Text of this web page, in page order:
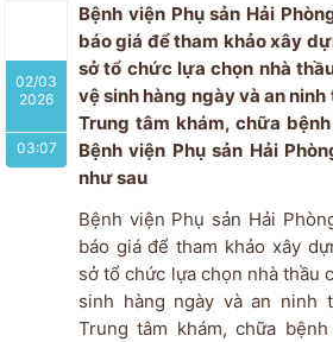
02/03
2026
03:07
Bệnh viện Phụ sản Hải
báo giá để tham khảo xây
sở tổ chức lựa chọn nhà
vệ sinh hàng ngày và an
Trung tâm khám, chữa
Bệnh viện Phụ sản Hải
như sau
Bệnh viện Phụ sản Hải
báo giá để tham khảo xây
sở tổ chức lựa chọn nhà thầu
sinh hàng ngày và an ninh
Trung tâm khám, chữa